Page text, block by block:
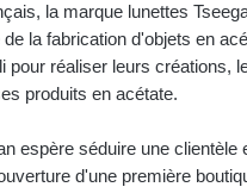
la marque lunettes
la fabrication d'objets en
réaliser leurs créations,
produits en acétate.
espère séduire une clientèle
d'une première